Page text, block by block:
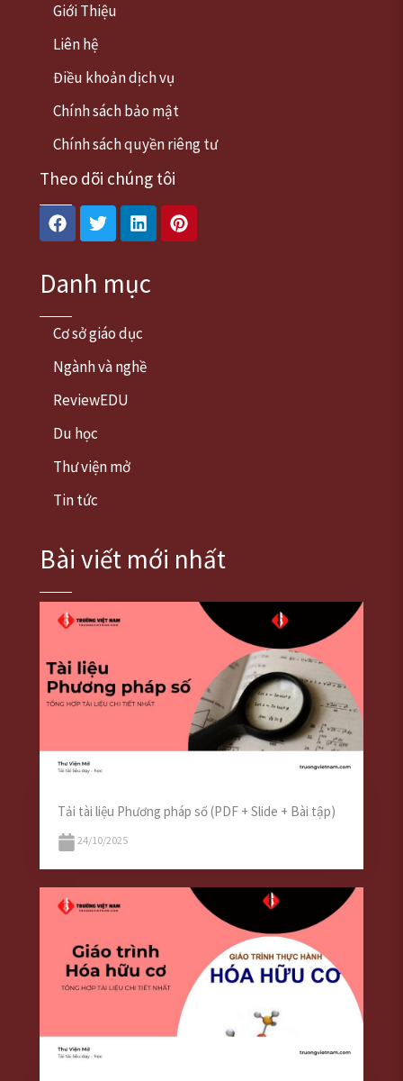
Giới Thiệu
Liên hệ
Điều khoản dịch vụ
Chính sách bảo mật
Chính sách quyền riêng tư
Theo dõi chúng tôi
Facebook
TwitterLinkedinPinterest
Danh mục
Cơ sở giáo dục
Ngành và nghề
ReviewEDU
Du học
Thư viện mở
Tin tức
Bài viết mới nhất
Tải tài liệu Phương pháp số (PDF + Slide + Bài tập)
24/10/2025